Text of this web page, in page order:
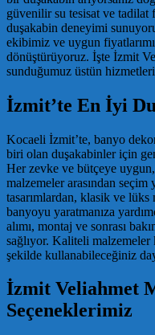
güvenilir su tesisat ve tadilat
duşakabin deneyimi
ekibimiz ve uygun
dönüştürüyoruz. İşte İzmit
sunduğumuz üstün
İzmit’te En İyi
Kocaeli İzmit’te, banyo
biri olan duşakabinler için
Her zevke ve bütçeye
malzemeler arasından
tasarımlardan, klasik ve
banyoyu yaratmanıza
alımı, montaj ve sonrası
sağlıyor. Kaliteli
şekilde kullanabileceğiniz
İzmit Veliahmet
Seçeneklerimiz